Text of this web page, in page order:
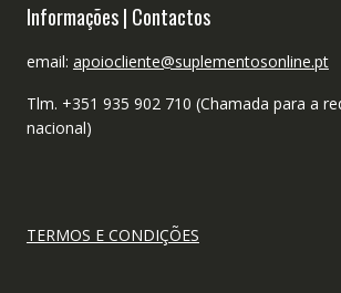
Informações | Contactos
email: apoiocliente@suplementosonline.pt
Tlm. +351 935 902 710 (Chamada para a
nacional)
TERMOS E CONDIÇÕES